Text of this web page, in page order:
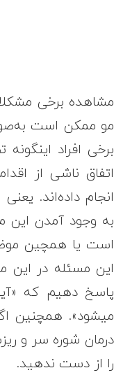
مشاهده برخی
مو ممکن است
برخی افراد
اتفاق ناشی از
انجام داده‌اند.
به‌ وجود آمدن این
است یا همچین
این مسئله در این
پاسخ دهیم که
میشود». همچنین
درمان شوره سر و
را از دست ندهید.